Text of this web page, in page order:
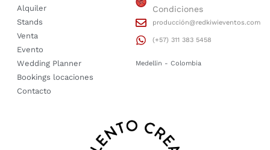
Alquiler
Stands
Venta
Evento
Wedding Planner
Bookings locaciones
Contacto
Condiciones
producción@redkiwieventos.com
(+57) 311 383 5458
Medellin - Colombia